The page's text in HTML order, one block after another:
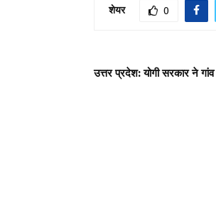
शेयर 0
उत्तर प्रदेश: योगी सरकार ने